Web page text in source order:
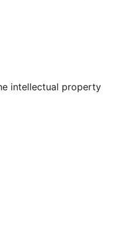
गर्नुहोस्
intellectual property